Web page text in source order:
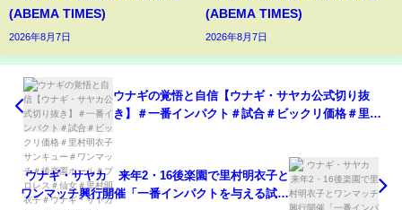
(ABEMA TIMES)
2026年8月7日
(ABEMA TIMES)
2026年8月7日
ウナギの覚悟と自信【ウナギ・サヤカ公式切り抜
き】＃一番インパクト＃試合＃ビックリ価格＃里村
shorts＃切り抜き
ウナギ・サヤカ 来年2・16後楽園で里村明衣子と
ワンマッチ興行開催「一番インパクトを与える試合